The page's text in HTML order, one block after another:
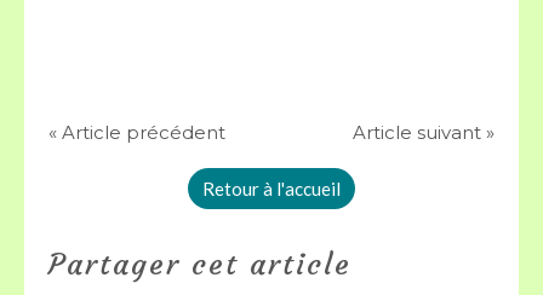
« Article précédent Article suivant »
Retour à l'accueil
Partager cet article